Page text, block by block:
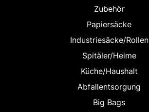
Zubehör
Papiersäcke
Industriesäcke/Rollen
Spitäler/Heime
Küche/Haushalt
Abfallentsorgung
Big Bags